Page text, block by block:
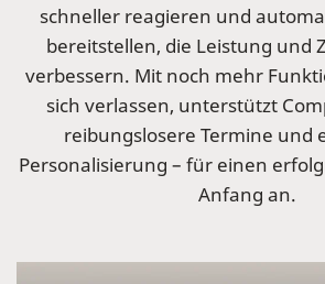
schneller reagieren und
bereitstellen, die Leistung und
verbessern. Mit noch mehr
sich verlassen, unterstützt
reibungslosere Termine und
Personalisierung – für einen
Anfang an.